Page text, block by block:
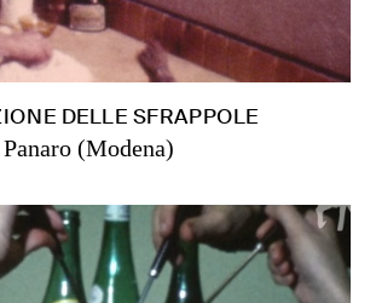
DELLE SFRAPPOLE
(Modena)